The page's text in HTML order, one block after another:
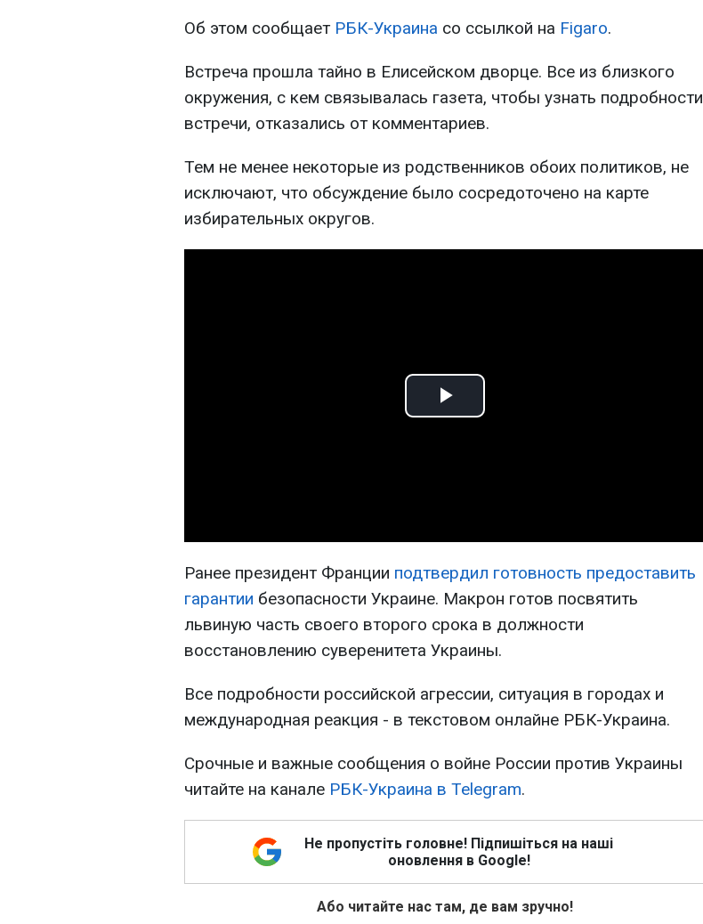
Об этом сообщает РБК-Украина со ссылкой на Figaro.
Встреча прошла тайно в Елисейском дворце. Все из близкого
окружения, с кем связывалась газета, чтобы узнать подробности
встречи, отказались от комментариев.
Тем не менее некоторые из родственников обоих политиков, не
исключают, что обсуждение было сосредоточено на карте
избирательных округов.
Play
Ранее президент Франции подтвердил готовность предоставить
гарантии безопасности Украине. Макрон готов посвятить
львиную часть своего второго срока в должности
восстановлению суверенитета Украины.
Все подробности российской агрессии, ситуация в городах и
международная реакция - в текстовом онлайне РБК-Украина.
Срочные и важные сообщения о войне России против Украины
читайте на канале РБК-Украина в Telegram.
Не пропустіть головне! Підпишіться на наші
оновлення в Google!
Або читайте нас там, де вам зручно!